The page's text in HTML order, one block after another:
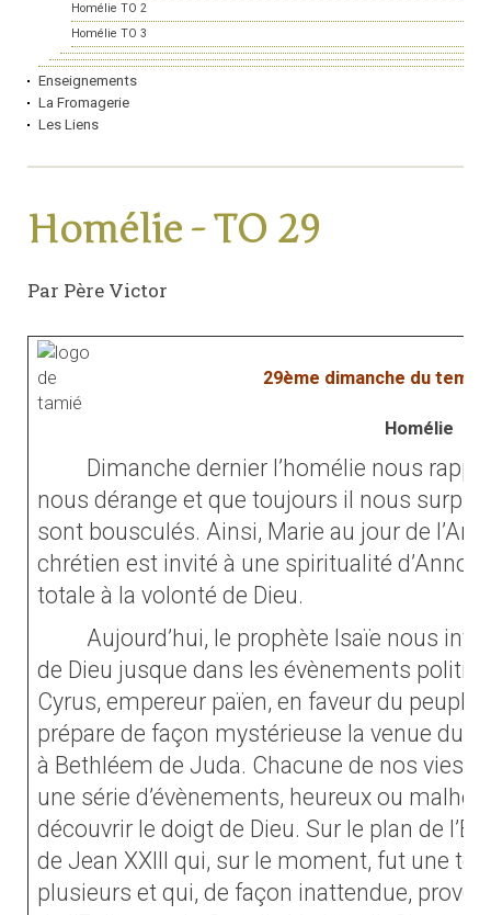
Homélie TO 2
Homélie TO 3
Enseignements
La Fromagerie
Les Liens
Homélie - TO 29
Par Père Victor
29ème dimanche du
Homélie
Dimanche dernier l’homélie nous
nous dérange et que toujours il nous
sont bousculés. Ainsi, Marie au jour de
chrétien est invité à une spiritualité
totale à la volonté de Dieu.
Aujourd’hui, le prophète Isaïe nous
de Dieu jusque dans les évènements
Cyrus, empereur païen, en faveur du peuple
prépare de façon mystérieuse la venue du
à Bethléem de Juda. Chacune de nos vies
une série d’évènements, heureux ou
découvrir le doigt de Dieu. Sur le plan de
de Jean XXIII qui, sur le moment, fut une
plusieurs et qui, de façon inattendue,